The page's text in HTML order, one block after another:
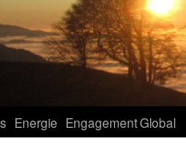
Energie EngagementGlobal